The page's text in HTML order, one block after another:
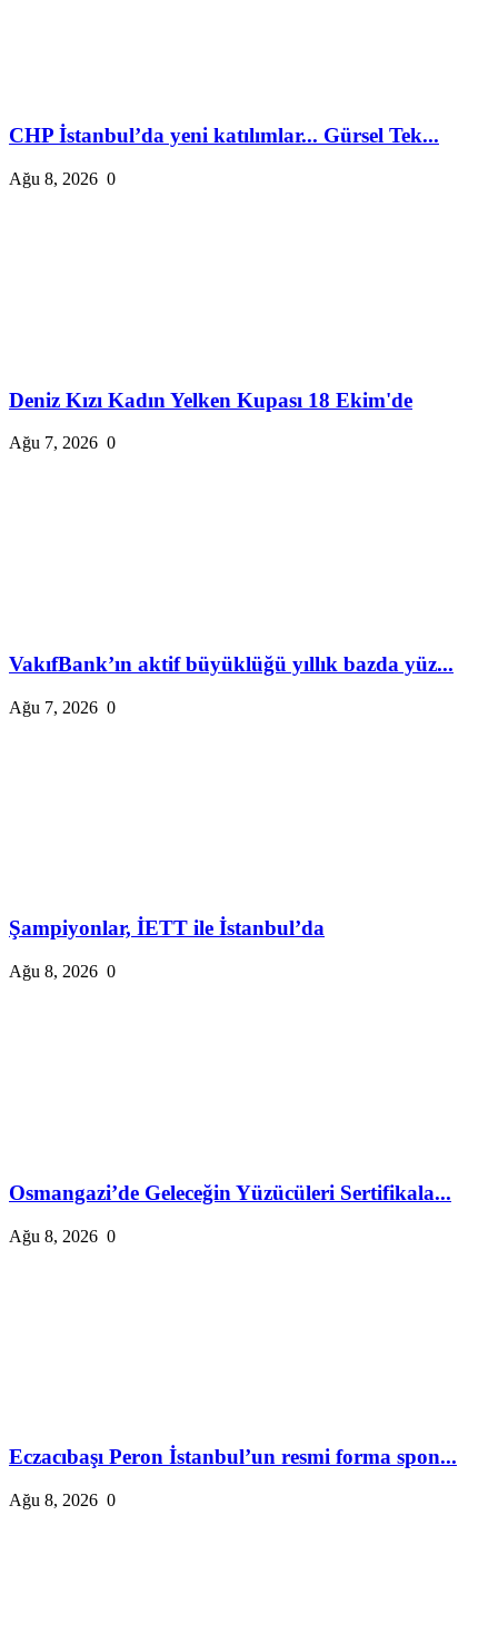
CHP İstanbul’da yeni katılımlar... Gürsel Tek...
Ağu 8, 2026 0
Deniz Kızı Kadın Yelken Kupası 18 Ekim'de
Ağu 7, 2026 0
VakıfBank’ın aktif büyüklüğü yıllık bazda yüz...
Ağu 7, 2026 0
Şampiyonlar, İETT ile İstanbul’da
Ağu 8, 2026 0
Osmangazi’de Geleceğin Yüzücüleri Sertifikala...
Ağu 8, 2026 0
Eczacıbaşı Peron İstanbul’un resmi forma spon...
Ağu 8, 2026 0